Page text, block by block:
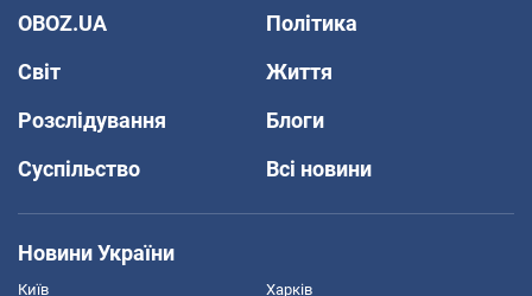
OBOZ.UA
Політика
Світ
Життя
Розслідування
Блоги
Суспільство
Всі новини
Новини України
Київ Харків